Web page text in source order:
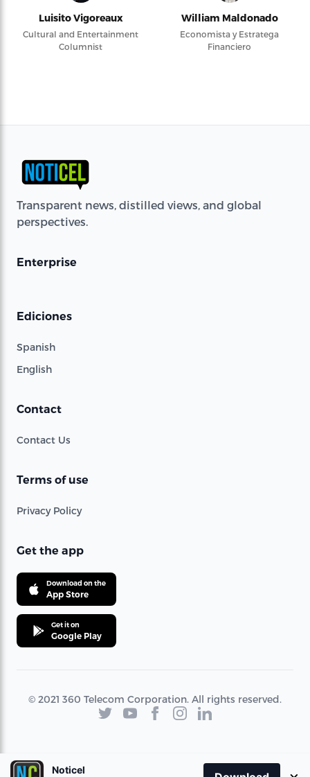
Luisito Vigoreaux
Cultural and Entertainment
Columnist
William Maldonado
Economista y Estratega
Financiero
Transparent news, distilled views, and global
perspectives.
Enterprise
Ediciones
Spanish
English
Contact
Contact Us
Terms of use
Privacy Policy
Get the app
Download on the
App Store
Get it on
Google Play
© 2021 360 Telecom Corporation. All rights reserved.
Noticel